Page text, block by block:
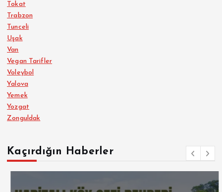
Tokat
Trabzon
Tunceli
Uşak
Van
Vegan Tarifler
Voleybol
Yalova
Yemek
Yozgat
Zonguldak
Kaçırdığın Haberler